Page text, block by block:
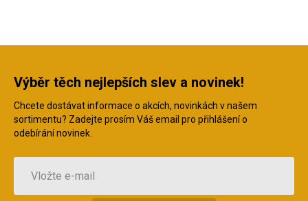
Výběr těch nejlepších slev a novinek!
Chcete dostávat informace o akcích, novinkách v našem
sortimentu? Zadejte prosím Váš email pro přihlášení o
odebírání novinek.